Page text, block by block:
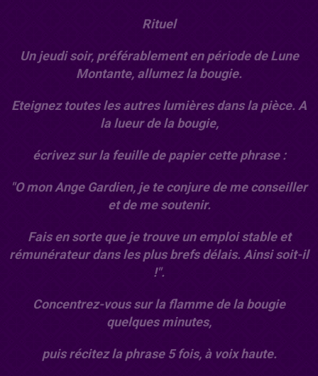
Rituel
Un jeudi soir, préférablement en période de Lune
Montante, allumez la bougie.
Eteignez toutes les autres lumières dans la pièce. A
la lueur de la bougie,
écrivez sur la feuille de papier cette phrase :
"O mon Ange Gardien, je te conjure de me conseiller
et de me soutenir.
Fais en sorte que je trouve un emploi stable et
rémunérateur dans les plus brefs délais. Ainsi soit-il
!".
Concentrez-vous sur la flamme de la bougie
quelques minutes,
puis récitez la phrase 5 fois, à voix haute.